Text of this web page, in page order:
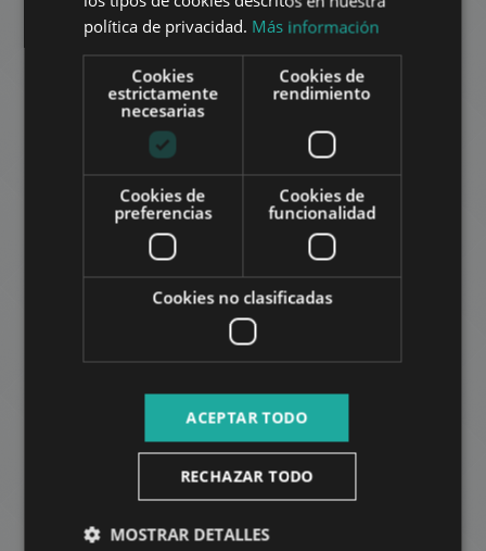
La renta:300.000 HUF
Distrito 13 • 1 dormitorios • 60 m2
AÑADIR A LA LISTA
DANUBIUS UTCA, DANUBE PANORAMIC
540.000 HUF
Distrito 13 • 1 dormitorios • 70 m2
SPANISH
RUSSIAN
política de privacidad. Más información
Cookies
estrictamente
necesarias
Cookies de
rendimiento
Cookies de
preferencias
Cookies de
funcionalidad
Cookies no clasificadas
ACEPTAR TODO
RECHAZAR TODO
MOSTRAR DETALLES